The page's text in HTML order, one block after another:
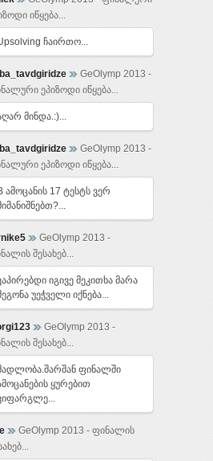
იწყება...
ჩაირთო...
GeOlymp 2013 -
ეპიზოდი იწყება...
მინდა.:)...
GeOlymp 2013 -
ეპიზოდი იწყება...
ამოცანის 17 ტესტს ვერ
GeOlymp 2013 -
შესახებ...
იგივე მეკითხა მარა
უეჭველი იქნება...
GeOlymp 2013 -
შესახებ...
ფინალში
ყურებით
GeOlymp 2013 - ფინალის